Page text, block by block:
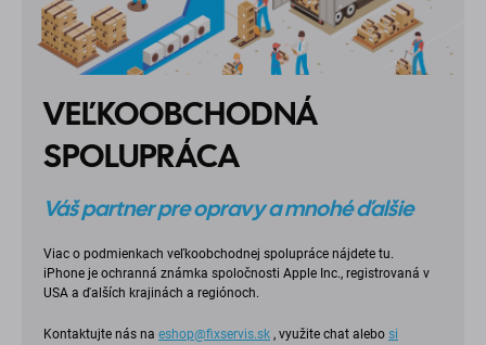
VEĽKOOBCHODNÁ
SPOLUPRÁCA
Váš partner pre opravy a mnohé ďalšie
Viac o podmienkach veľkoobchodnej spolupráce nájdete tu.
iPhone je ochranná známka spoločnosti Apple Inc., registrovaná v
USA a ďalších krajinách a regiónoch.
Kontaktujte nás na eshop@fixservis.sk , využite chat alebo si